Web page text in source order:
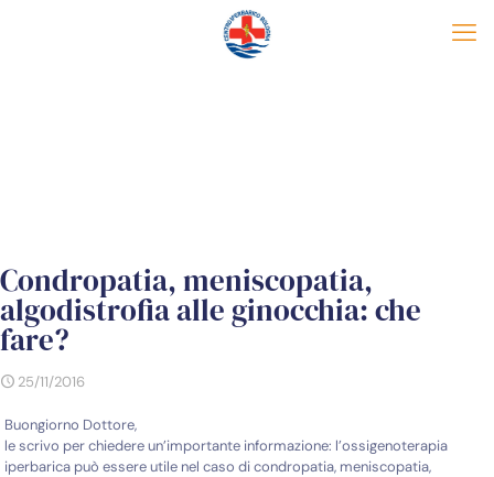
Condropatia, meniscopatia,
algodistrofia alle ginocchia: che
fare?
25/11/2016
Buongiorno Dottore,
le scrivo per chiedere un’importante informazione: l’ossigenoterapia
iperbarica può essere utile nel caso di condropatia, meniscopatia,